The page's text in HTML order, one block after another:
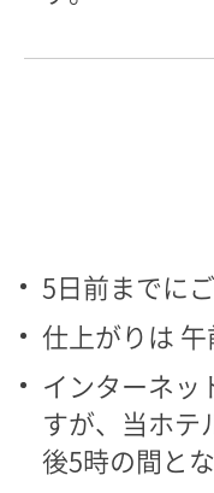
5日前までに
仕上がりは
インターネッ
すが、当ホテ
後5時の間とな